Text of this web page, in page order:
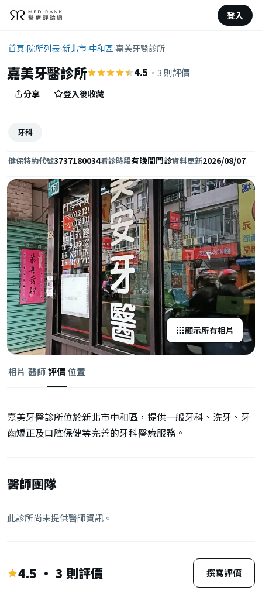
登入
首頁›院所列表›新北市›中和區›嘉美牙醫診所
嘉美牙醫診所 4.5 · 3 則評價
分享 登入後收藏
牙科
健保特約代號3737180034看診時段有晚間門診資料更新2026/08/07
顯示所有相片
相片 醫師評價位置
嘉美牙醫診所位於新北市中和區，提供一般牙科、洗牙、牙
齒矯正及口腔保健等完善的牙科醫療服務。
醫師團隊
此診所尚未提供醫師資訊。
4.5 · 3 則評價 撰寫評價